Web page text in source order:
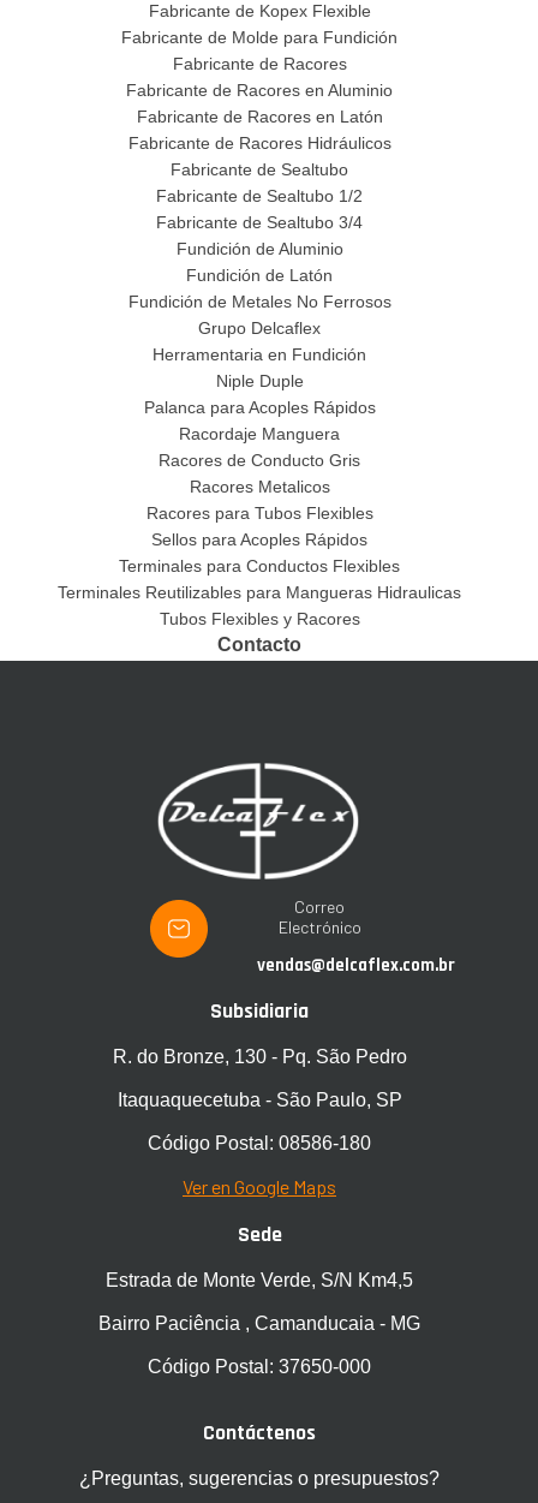
Fabricante de Kopex Flexible
Fabricante de Molde para Fundición
Fabricante de Racores
Fabricante de Racores en Aluminio
Fabricante de Racores en Latón
Fabricante de Racores Hidráulicos
Fabricante de Sealtubo
Fabricante de Sealtubo 1/2
Fabricante de Sealtubo 3/4
Fundición de Aluminio
Fundición de Latón
Fundición de Metales No Ferrosos
Grupo Delcaflex
Herramentaria en Fundición
Niple Duple
Palanca para Acoples Rápidos
Racordaje Manguera
Racores de Conducto Gris
Racores Metalicos
Racores para Tubos Flexibles
Sellos para Acoples Rápidos
Terminales para Conductos Flexibles
Terminales Reutilizables para Mangueras Hidraulicas
Tubos Flexibles y Racores
Contacto
Correo
Electrónico
vendas@delcaflex.com.br
Subsidiaria
R. do Bronze, 130 - Pq. São Pedro
Itaquaquecetuba - São Paulo, SP
Código Postal: 08586-180
Ver en Google Maps
Sede
Estrada de Monte Verde, S/N Km4,5
Bairro Paciência , Camanducaia - MG
Código Postal: 37650-000
Contáctenos
¿Preguntas, sugerencias o presupuestos?